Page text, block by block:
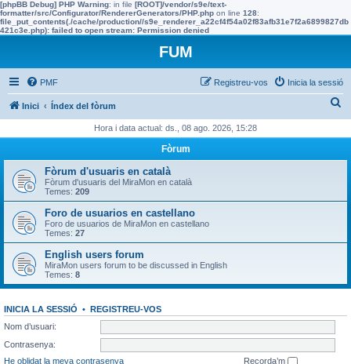
[phpBB Debug] PHP Warning: in file [ROOT]/vendor/s9e/text-
formatter/src/Configurator/RendererGenerators/PHP.php on line 128:
file_put_contents(./cache/production//s9e_renderer_a22cf4f54a02f83afb31e7f2a6899827db
421c3e.php): failed to open stream: Permission denied
FUM
PMF Inicia la sessió
Registreu-vos
Inici Índex del fòrum
c
Hora i data actual: ds., 08 ago. 2026, 15:28
Fòrum
Fòrum d'usuaris en català
Fòrum d'usuaris del MiraMon en català
Temes: 209
Foro de usuarios en castellano
Foro de usuarios de MiraMon en castellano
Temes: 27
English users forum
MiraMon users forum to be discussed in English
Temes: 8
INICIA LA SESSIÓ • REGISTREU-VOS
Nom d’usuari:
Contrasenya:
He oblidat la meva contrasenya
Recorda’m